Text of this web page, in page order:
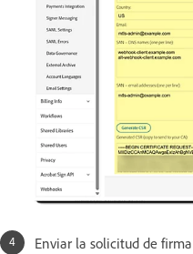
Enviar la solicitud de